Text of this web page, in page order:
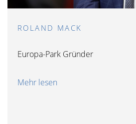
ROLAND MACK
Europa-Park Gründer
Mehr lesen